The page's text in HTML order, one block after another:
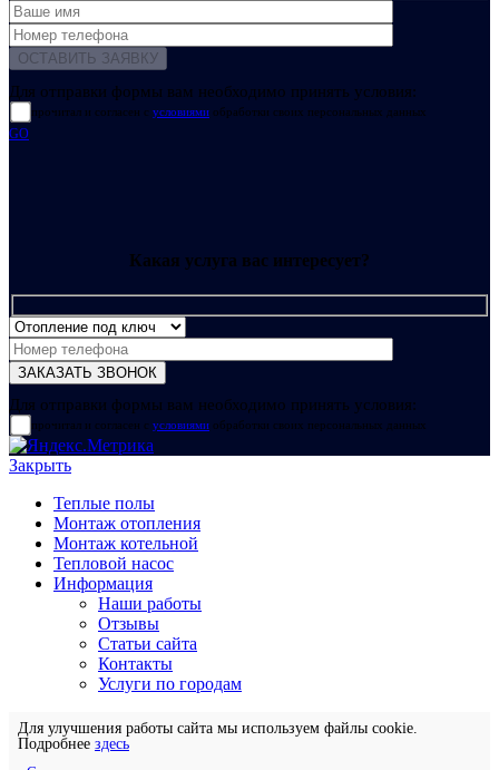
Для отправки формы вам необходимо принять условия:
прочитал и согласен с условиями обработки своих персональных данных
GO
Какая услуга вас интересует?
Для отправки формы вам необходимо принять условия:
прочитал и согласен с условиями обработки своих персональных данных
Закрыть
Теплые полы
Монтаж отопления
Монтаж котельной
Тепловой насос
Информация
Наши работы
Отзывы
Статьи сайта
Контакты
Услуги по городам
Для улучшения работы сайта мы используем файлы cookie.
Подробнее здесь